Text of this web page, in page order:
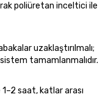
poliüretan inceltici ile
uzaklaştırılmalı;
tamamlanmalıdır.
saat, katlar arası